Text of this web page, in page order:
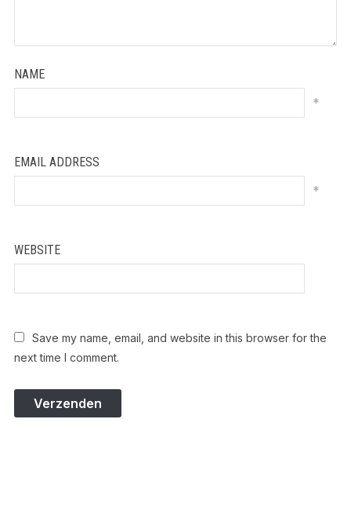
NAME
*
EMAIL ADDRESS
*
WEBSITE
Save my name, email, and website in this browser for the
next time I comment.